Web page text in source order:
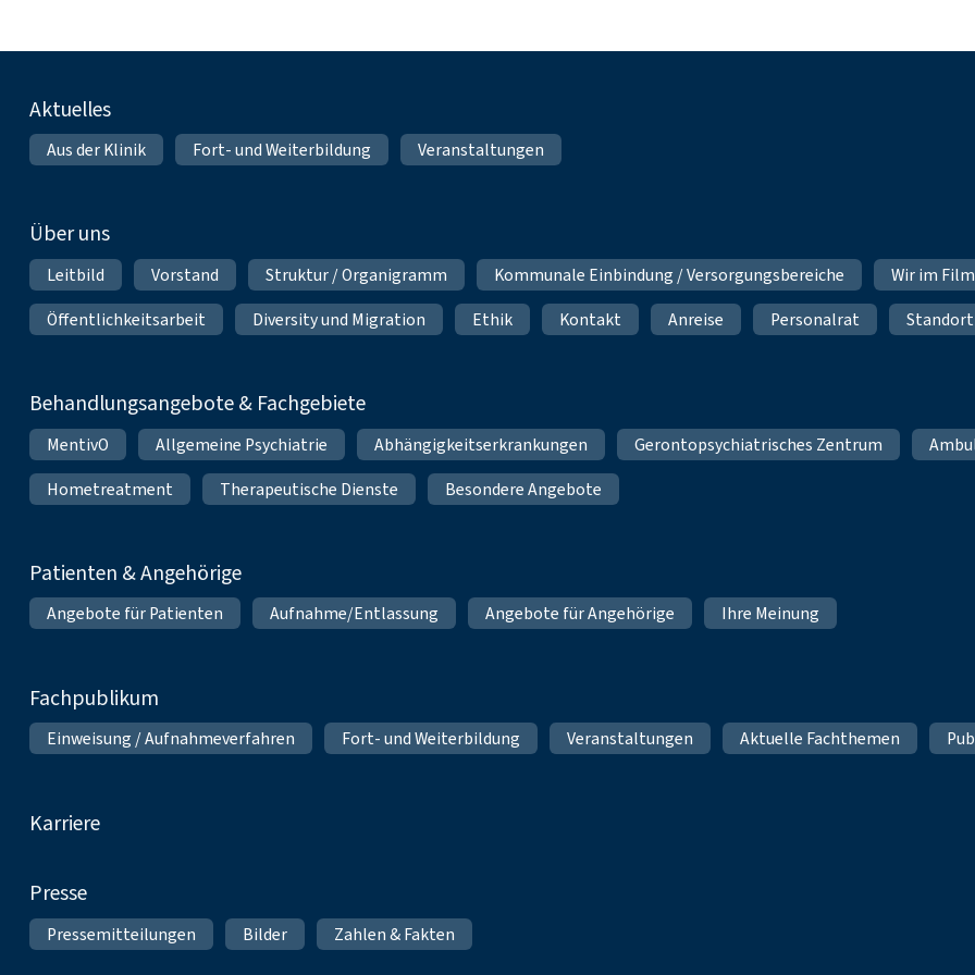
Fußnavigation
Aktuelles
Aus der Klinik Fort- und Weiterbildung Veranstaltungen
Über uns
Leitbild Vorstand Struktur / Organigramm Kommunale Einbindung / Versorgungsbereiche Wir im Film
Öffentlichkeitsarbeit
Diversity und Migration Ethik Kontakt Anreise Personalrat
Behandlungsangebote & Fachgebiete
MentivO Allgemeine Psychiatrie Abhängigkeitserkrankungen Gerontopsychiatrisches Zentrum
Hometreatment
Therapeutische Dienste Besondere Angebote
Patienten & Angehörige
Angebote für Patienten Aufnahme/Entlassung Angebote für Angehörige Ihre Meinung
Fachpublikum
Einweisung / Aufnahmeverfahren Fort- und Weiterbildung Veranstaltungen Aktuelle Fachthemen
Karriere
Presse
Pressemitteilungen Bilder Zahlen & Fakten